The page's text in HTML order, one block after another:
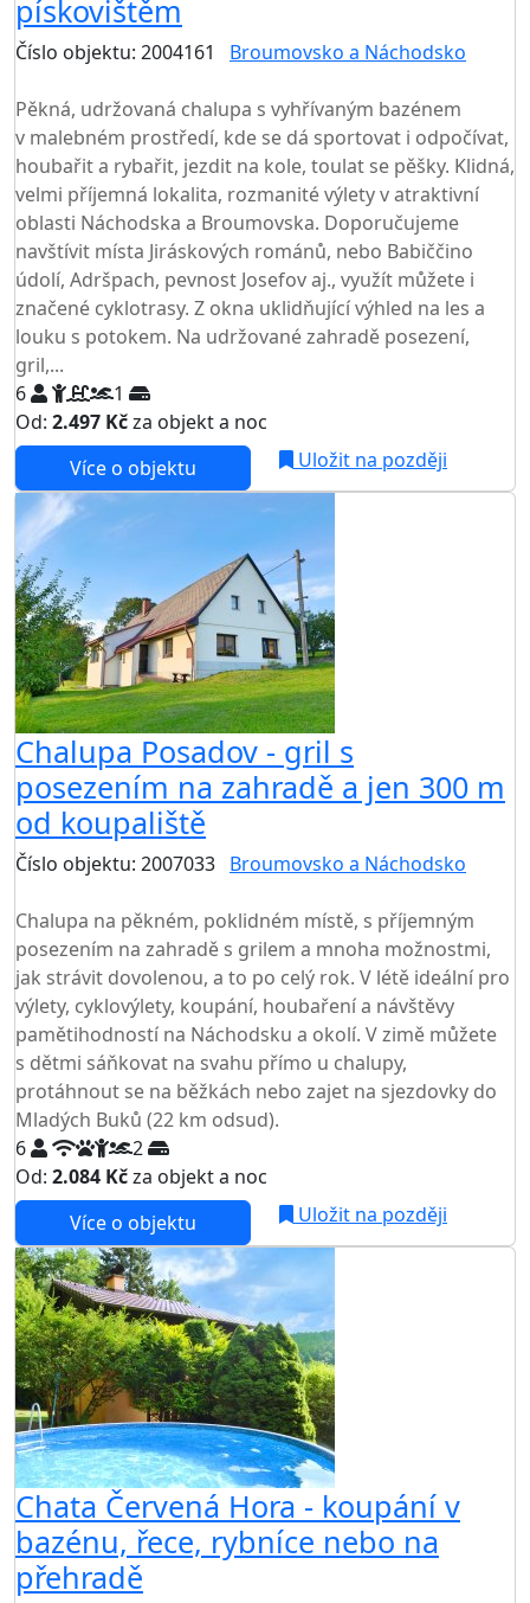
pískovištěm
Číslo objektu: 2004161 Broumovsko a Náchodsko
Pěkná, udržovaná chalupa s vyhřívaným bazénem
v malebném prostředí, kde se dá sportovat i odpočívat,
houbařit a rybařit, jezdit na kole, toulat se pěšky. Klidná,
velmi příjemná lokalita, rozmanité výlety v atraktivní
oblasti Náchodska a Broumovska. Doporučujeme
navštívit místa Jiráskových románů, nebo Babiččino
údolí, Adršpach, pevnost Josefov aj., využít můžete i
značené cyklotrasy. Z okna uklidňující výhled na les a
louku s potokem. Na udržované zahradě posezení,
gril,...
6
1
Od: 2.497 Kčza objekt a noc
Více o objektu
Uložit na později
Chalupa Posadov - gril s
posezením na zahradě a jen 300 m
od koupaliště
Číslo objektu: 2007033 Broumovsko a Náchodsko
Chalupa na pěkném, poklidném místě, s příjemným
posezením na zahradě s grilem a mnoha možnostmi,
jak strávit dovolenou, a to po celý rok. V létě ideální pro
výlety, cyklovýlety, koupání, houbaření a návštěvy
pamětihodností na Náchodsku a okolí. V zimě můžete
s dětmi sáňkovat na svahu přímo u chalupy,
protáhnout se na běžkách nebo zajet na sjezdovky do
Mladých Buků (22 km odsud).
6
2
Od: 2.084 Kčza objekt a noc
Více o objektu
Uložit na později
Chata Červená Hora - koupání v
bazénu, řece, rybníce nebo na
přehradě